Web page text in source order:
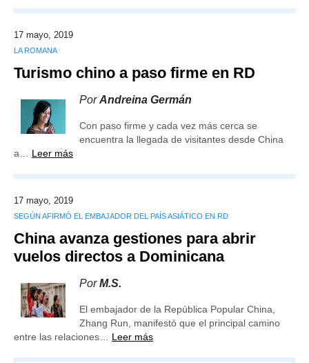
17 mayo, 2019
LA ROMANA
Turismo chino a paso firme en RD
PorAndreina Germán
Con paso firme y cada vez más cerca se
encuentra la llegada de visitantes desde China
a… Leer más
17 mayo, 2019
SEGÚN AFIRMÓ EL EMBAJADOR DEL PAÍS ASIÁTICO EN RD
China avanza gestiones para abrir
vuelos directos a Dominicana
PorM.S.
El embajador de la República Popular China,
Zhang Run, manifestó que el principal camino
entre las relaciones… Leer más